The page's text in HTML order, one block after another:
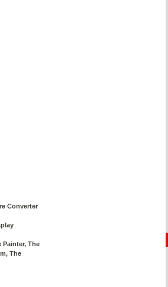
Converter
Painter, The
The